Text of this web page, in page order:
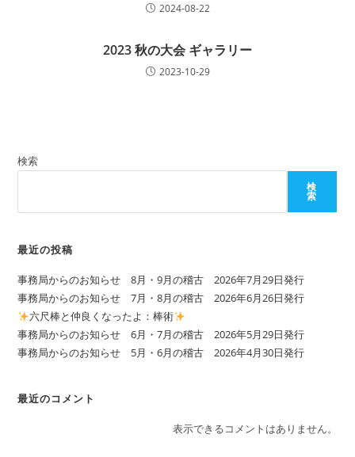
2024-08-22
2023 秋の大会 ギャラリー
2023-10-29
検索
検
索
最近の投稿
事務局からのお知らせ 8月・9月の稽古 2026年7月29日発行
事務局からのお知らせ 7月・8月の稽古 2026年6月26日発行
六尺棒と仲良くなったよ：棒術
事務局からのお知らせ 6月・7月の稽古 2026年5月29日発行
事務局からのお知らせ 5月・6月の稽古 2026年4月30日発行
最近のコメント
表示できるコメントはありません。